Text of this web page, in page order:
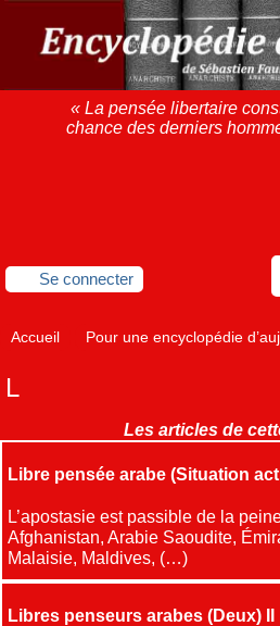
« La pensée libertaire
chance des derniers
Se connecter
Accueil Pour une encyclopédie
L
Les articles de
Libre pensée arabe (Situation
L’apostasie est passible de la
Afghanistan, Arabie Saoudite,
Malaisie, Maldives, (…)
Libres penseurs arabes (Deux) II